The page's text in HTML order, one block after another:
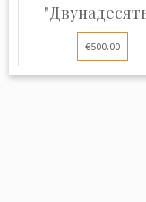
Праз...
€500.00